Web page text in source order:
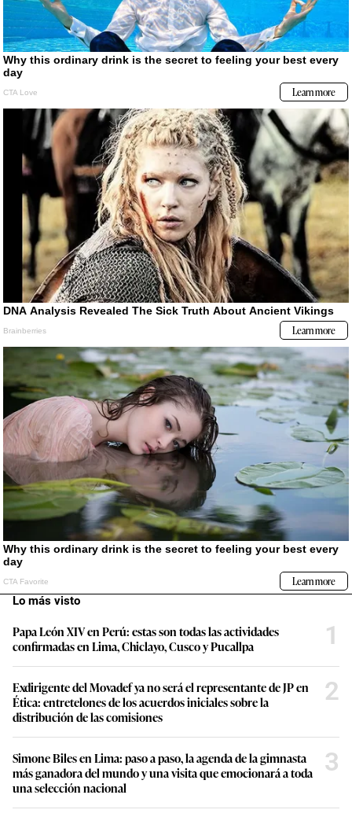
Lo más visto
Papa León XIV en Perú: estas son todas las actividades
confirmadas en Lima, Chiclayo, Cusco y Pucallpa
1
Exdirigente del Movadef ya no será el representante de JP en
Ética: entretelones de los acuerdos iniciales sobre la
distribución de las comisiones
2
Simone Biles en Lima: paso a paso, la agenda de la gimnasta
más ganadora del mundo y una visita que emocionará a toda
una selección nacional
3